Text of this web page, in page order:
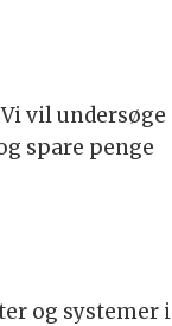
vil undersøge
spare penge
og systemer i